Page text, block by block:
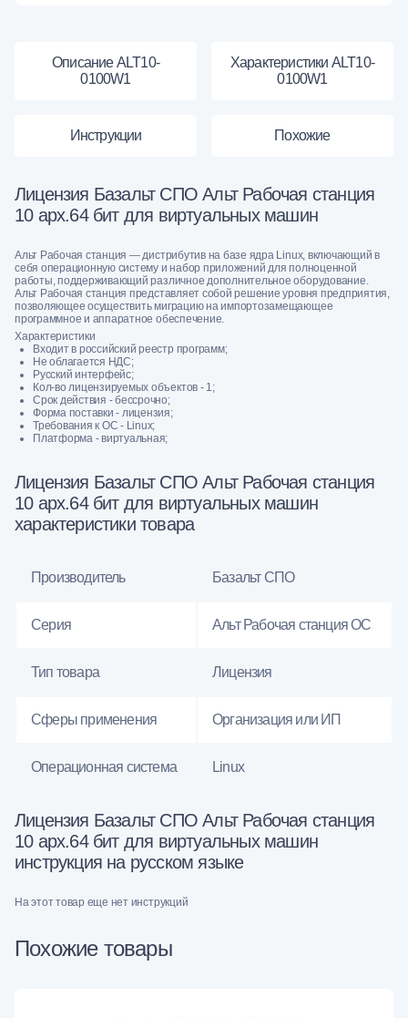
Описание ALT10-
0100W1
Характеристики ALT10-
0100W1
Инструкции Похожие
Лицензия Базальт СПО Альт Рабочая станция
10 арх.64 бит для виртуальных машин
Альт Рабочая станция — дистрибутив на базе ядра Linux, включающий в
себя операционную систему и набор приложений для полноценной
работы, поддерживающий различное дополнительное оборудование.
Альт Рабочая станция представляет собой решение уровня предприятия,
позволяющее осуществить миграцию на импортозамещающее
программное и аппаратное обеспечение.
Характеристики
Входит в российский реестр программ;
Не облагается НДС;
Русский интерфейс;
Кол-во лицензируемых объектов - 1;
Срок действия - бессрочно;
Форма поставки - лицензия;
Требования к ОС - Linux;
Платформа - виртуальная;
Лицензия Базальт СПО Альт Рабочая станция
10 арх.64 бит для виртуальных машин
характеристики товара
Производитель Базальт СПО
Серия Альт Рабочая станция ОС
Тип товара Лицензия
Сферы применения Организация или ИП
Операционная система Linux
Лицензия Базальт СПО Альт Рабочая станция
10 арх.64 бит для виртуальных машин
инструкция на русском языке
На этот товар еще нет инструкций
Похожие товары